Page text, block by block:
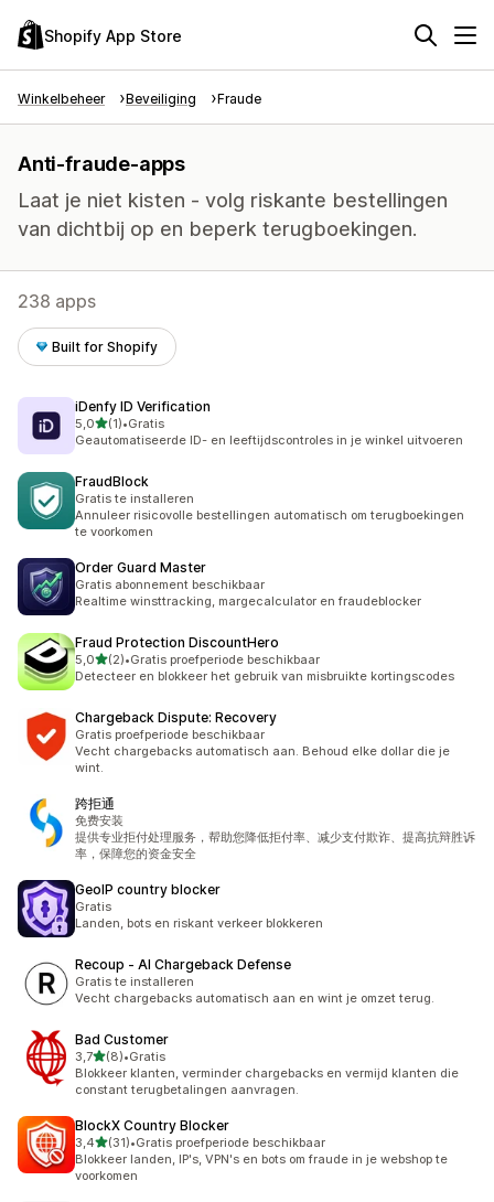
Shopify App Store
Winkelbeheer Beveiliging Fraude
Anti-fraude-apps
Laat je niet kisten - volg riskante bestellingen
van dichtbij op en beperk terugboekingen.
238 apps
Built for Shopify
iDenfy ID Verification
5,0van 5 sterren
(1)
1 recensies in totaal
•Gratis
Geautomatiseerde ID- en leeftijdscontroles in je winkel uitvoeren
FraudBlock
Gratis te installeren
Annuleer risicovolle bestellingen automatisch om terugboekingen
te voorkomen
Order Guard Master
Gratis abonnement beschikbaar
Realtime winsttracking, margecalculator en fraudeblocker
Fraud Protection DiscountHero
5,0van 5 sterren
(2)
2 recensies in totaal
•Gratis proefperiode beschikbaar
Detecteer en blokkeer het gebruik van misbruikte kortingscodes
Chargeback Dispute: Recovery
Gratis proefperiode beschikbaar
Vecht chargebacks automatisch aan. Behoud elke dollar die je
wint.
跨拒通
免费安装
提供专业拒付处理服务，帮助您降低拒付率、减少支付欺诈、提高抗辩胜诉
率，保障您的资金安全
GeoIP country blocker
Gratis
Landen, bots en riskant verkeer blokkeren
Recoup ‑ AI Chargeback Defense
Gratis te installeren
Vecht chargebacks automatisch aan en wint je omzet terug.
Bad Customer
3,7van 5 sterren
(8)
8 recensies in totaal
•Gratis
Blokkeer klanten, verminder chargebacks en vermijd klanten die
constant terugbetalingen aanvragen.
BlockX Country Blocker
3,4van 5 sterren
(31)
31 recensies in totaal
•Gratis proefperiode beschikbaar
Blokkeer landen, IP's, VPN's en bots om fraude in je webshop te
voorkomen